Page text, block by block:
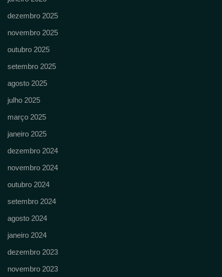
dezembro 2025
novembro 2025
outubro 2025
setembro 2025
agosto 2025
julho 2025
março 2025
janeiro 2025
dezembro 2024
novembro 2024
outubro 2024
setembro 2024
agosto 2024
janeiro 2024
dezembro 2023
novembro 2023